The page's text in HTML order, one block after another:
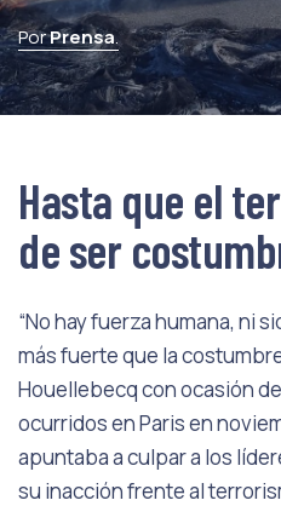
PorPrensa.
Hasta que el
de ser
“No hay fuerza humana, ni
más fuerte que la
Houellebecq con ocasión
ocurridos en Paris en
apuntaba a culpar a los
su inacción frente al